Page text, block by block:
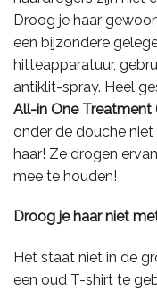
Droog je haar
een bijzondere
hitteapparatuur,
antiklit-spray. Heel
All-in One Treatment
onder de douche
haar! Ze drogen
mee te houden!
Droog je haar niet
Het staat niet in de
een oud T-shirt te